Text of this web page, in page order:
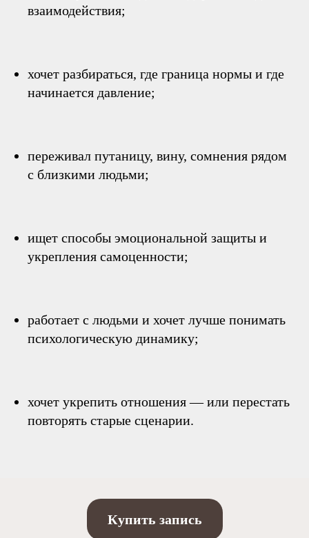
взаимодействия;
хочет разбираться, где граница нормы и где
начинается давление;
переживал путаницу, вину, сомнения рядом
с близкими людьми;
ищет способы эмоциональной защиты и
укрепления самоценности;
работает с людьми и хочет лучше понимать
психологическую динамику;
хочет укрепить отношения — или перестать
повторять старые сценарии.
Купить запись